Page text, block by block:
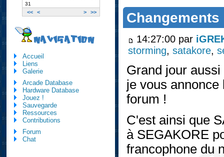
14:27:00 par
storming,satakore,
Grand jour
je vous
forum !
C'est ainsi que
à SEGAKORE
francophone du
<< < > >>
31
NAVIGATION
Accueil
Liens
Galerie
Arcade Database
Hardware Database
Jouez !
Sauvegarde
Ressources
Contributions
Forum
Chat